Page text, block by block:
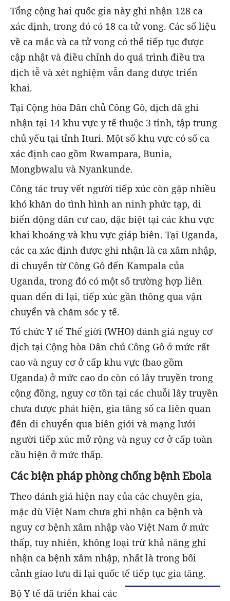
Tổng cộng hai quốc gia này ghi nhận 128 ca
xác định, trong đó có 18 ca tử vong. Các số liệu
về ca mắc và ca tử vong có thể tiếp tục được
cập nhật và điều chỉnh do quá trình điều tra
dịch tễ và xét nghiệm vẫn đang được triển
khai.
Tại Cộng hòa Dân chủ Công Gô, dịch đã ghi
nhận tại 14 khu vực y tế thuộc 3 tỉnh, tập trung
chủ yếu tại tỉnh Ituri. Một số khu vực có số ca
xác định cao gồm Rwampara, Bunia,
Mongbwalu và Nyankunde.
Công tác truy vết người tiếp xúc còn gặp nhiều
khó khăn do tình hình an ninh phức tạp, di
biến động dân cư cao, đặc biệt tại các khu vực
khai khoáng và khu vực giáp biên. Tại Uganda,
các ca xác định được ghi nhận là ca xâm nhập,
di chuyển từ Công Gô đến Kampala của
Uganda, trong đó có một số trường hợp liên
quan đến đi lại, tiếp xúc gần thông qua vận
chuyển và chăm sóc y tế.
Tổ chức Y tế Thế giời (WHO) đánh giá nguy cơ
dịch tại Cộng hòa Dân chủ Công Gô ở mức rất
cao và nguy cơ ở cấp khu vực (bao gồm
Uganda) ở mức cao do còn có lây truyền trong
cộng đồng, nguy cơ tồn tại các chuỗi lây truyền
chưa được phát hiện, gia tăng số ca liên quan
đến di chuyển qua biên giới và mạng lưới
người tiếp xúc mở rộng và nguy cơ ở cấp toàn
cầu hiện ở mức thấp.
Các biện pháp phòng chống bệnh Ebola
Theo đánh giá hiện nay của các chuyên gia,
mặc dù Việt Nam chưa ghi nhận ca bệnh và
nguy cơ bệnh xâm nhập vào Việt Nam ở mức
thấp, tuy nhiên, không loại trừ khả năng ghi
nhận ca bệnh xâm nhập, nhất là trong bối
cảnh giao lưu đi lại quốc tế tiếp tục gia tăng.
Bộ Y tế đã triển khai các